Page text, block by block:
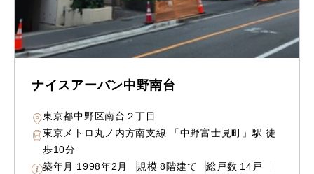
ナイスアーバン中野南台
東京都中野区南台２丁目
東京メトロ丸ノ内方南支線 「中野富士見町」駅 徒
歩10分
築年月 1998年2月 規模 8階建て 総戸数 14戸